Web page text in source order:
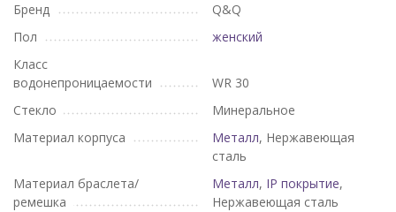
Бренд
Q&Q
Пол
женский
Класс
водонепроницаемости
WR 30
Стекло
Минеральное
Материал корпуса
Металл, Нержавеющая
сталь
Материал браслета/
ремешка
Металл, IP покрытие,
Нержавеющая сталь